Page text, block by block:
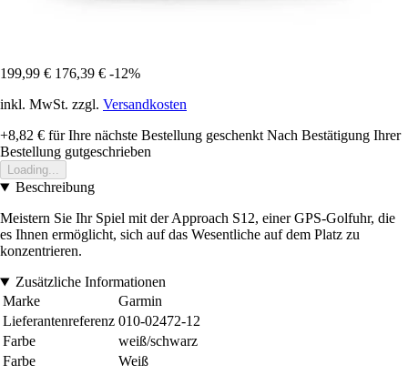
199,99 € 176,39 € -12%
inkl. MwSt. zzgl. Versandkosten
+8,82 € für Ihre nächste Bestellung geschenkt Nach Bestätigung Ihrer
Bestellung gutgeschrieben
Loading...
Beschreibung
Meistern Sie Ihr Spiel mit der Approach S12, einer GPS-Golfuhr, die
es Ihnen ermöglicht, sich auf das Wesentliche auf dem Platz zu
konzentrieren.
Zusätzliche Informationen
Marke
Garmin
Lieferantenreferenz 010-02472-12
Farbe
weiß/schwarz
Farbe
Weiß